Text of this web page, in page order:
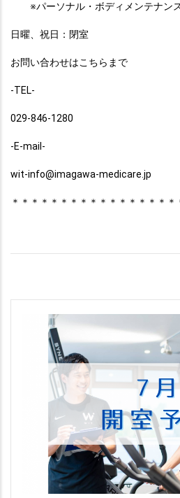
※パーソナル・ボディメンテナン
日曜、祝日：閉室
お問い合わせはこちらまで
-TEL-
029-846-1280
-E-mail-
wit-info@imagawa-medicare.jp
＊＊＊＊＊＊＊＊＊＊＊＊＊＊＊＊＊